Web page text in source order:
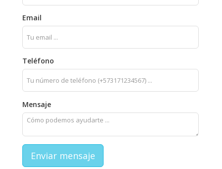
Email
Teléfono
Mensaje
Enviar mensaje